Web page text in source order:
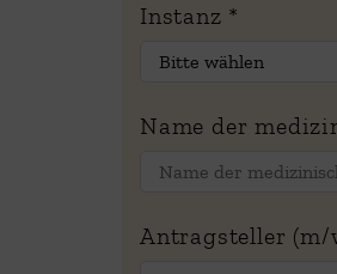
Instanz *
Name der
Antragsteller (m/